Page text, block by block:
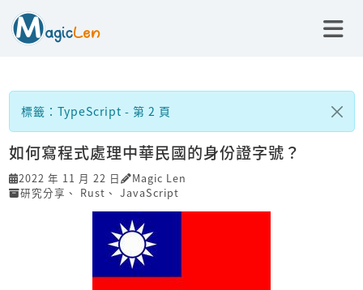
標籤：TypeScript - 第 2 頁
如何寫程式處理中華民國的身份證字號？
2022 年 11 月 22 日
Magic Len
研究分享 、 Rust 、 JavaScript